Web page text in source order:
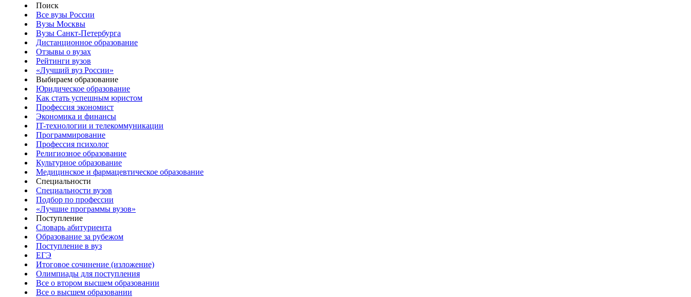
Поиск
Все вузы России
Вузы Москвы
Вузы Санкт-Петербурга
Дистанционное образование
Отзывы о вузах
Рейтинги вузов
«Лучший вуз России»
Выбираем образование
Юридическое образование
Как стать успешным юристом
Профессия экономист
Экономика и финансы
IT-технологии и телекоммуникации
Программирование
Профессия психолог
Религиозное образование
Культурное образование
Медицинское и фармацевтическое образование
Специальности
Специальности вузов
Подбор по профессии
«Лучшие программы вузов»
Поступление
Словарь абитуриента
Образование за рубежом
Поступление в вуз
ЕГЭ
Итоговое сочинение (изложение)
Олимпиады для поступления
Все о втором высшем образовании
Все о высшем образовании